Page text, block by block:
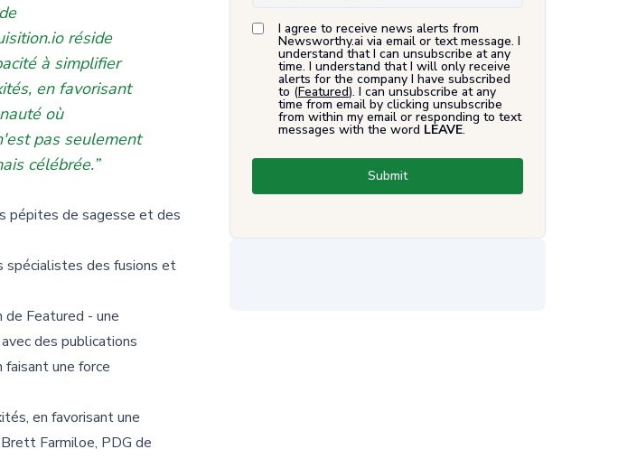
réside
à simplifier
en favorisant
où
pas seulement
célébrée.”
pépites de sagesse et des
spécialistes des fusions et
Featured - une
des publications
une force
en favorisant une
Farmiloe, PDG de
I agree to receive news alerts from
Newsworthy.ai via email or text message. I
understand that I can unsubscribe at any
time. I understand that I will only receive
alerts for the company I have subscribed
to (Featured). I can unsubscribe at any
time from email by clicking unsubscribe
from within my email or responding to text
messages with the word LEAVE.
Submit